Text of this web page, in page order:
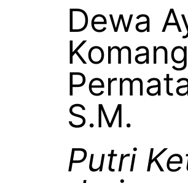
Dewa
S.M.
Putri